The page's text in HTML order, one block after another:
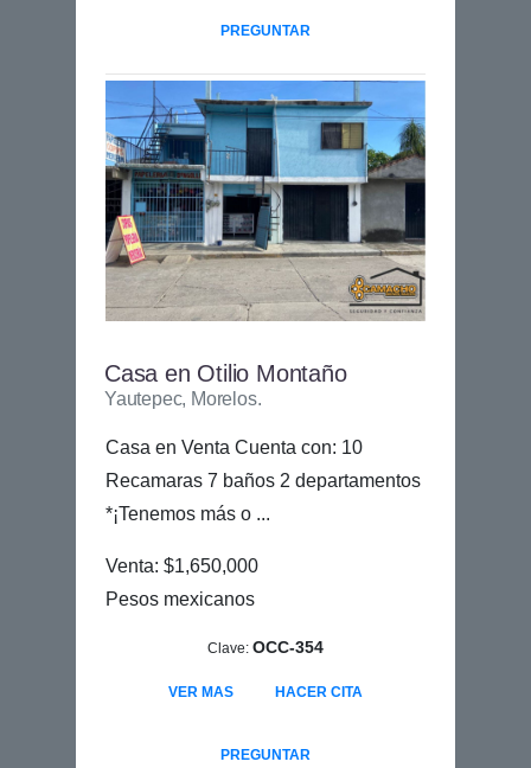
PREGUNTAR
Casa en Otilio Montaño
Yautepec, Morelos.
Casa en Venta Cuenta con: 10
Recamaras 7 baños 2 departamentos
*¡Tenemos más o ...
Venta: $1,650,000
Pesos mexicanos
Clave: OCC-354
VER MAS HACER CITA
PREGUNTAR